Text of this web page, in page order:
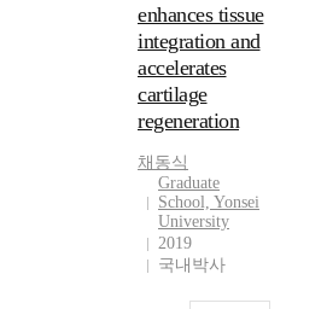
enhances tissue
integration and
accelerates
cartilage
regeneration
채동식
Graduate
School, Yonsei
University
2019
국내박사